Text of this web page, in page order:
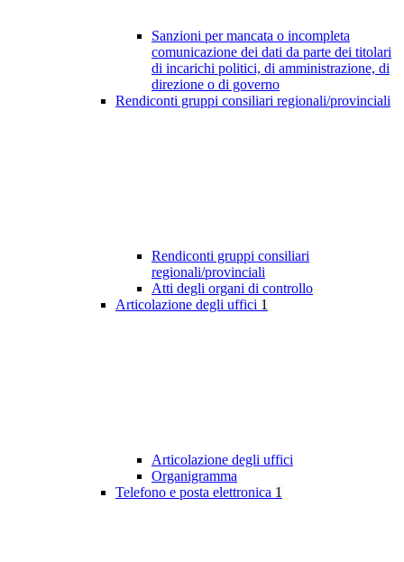
Sanzioni per mancata o incompleta
comunicazione dei dati da parte dei titolari
di incarichi politici, di amministrazione, di
direzione o di governo
Rendiconti gruppi consiliari regionali/provinciali
Rendiconti gruppi consiliari
regionali/provinciali
Atti degli organi di controllo
Articolazione degli uffici 1
Articolazione degli uffici
Organigramma
Telefono e posta elettronica 1